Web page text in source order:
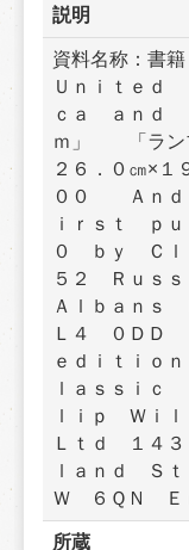
説明
資料名称：書
Ｕｎｉｔｅｄ
ｃａ　ａｎｄ
ｍ」　　「ラ
２６．０㎝×１
００　　Ａｎ
ｉｒｓｔ　ｐ
０　ｂｙ　Ｃ
５２　Ｒｕｓ
Ａｌｂａｎｓ
Ｌ４　０ＤＤ
ｅｄｉｔｉｏ
ｌａｓｓｉｃ
ｌｉｐ　Ｗｉ
Ｌｔｄ　１４
ｌａｎｄ　Ｓ
Ｗ　６ＱＮ　
所蔵